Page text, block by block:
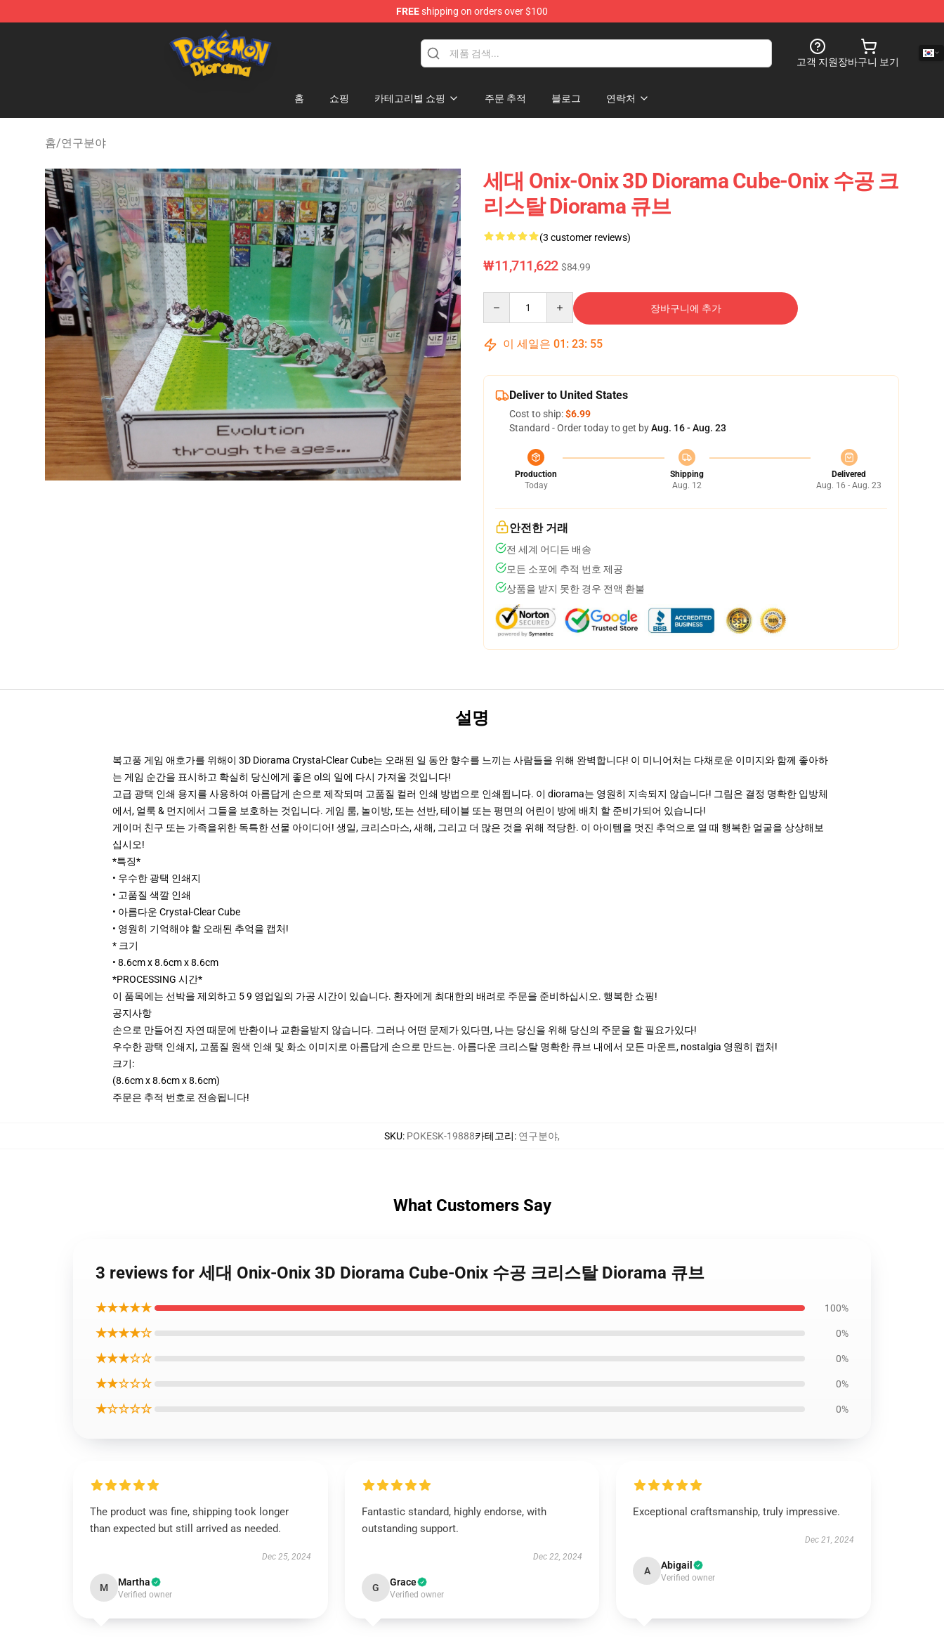
FREEshipping on orders over $100
Pokemon Diorama Shop - The Best Store of Pokemon Diorama
고객 지원장바구니 보기
홈 쇼핑 카테고리별 쇼핑 주문 추적 블로그 연락처
홈/연구분야
세대 Onix-Onix 3D Diorama Cube-Onix 수공 크
리스탈 Diorama 큐브
(3 customer reviews)
₩11,711,622 $84.99
장바구니에 추가
이 세일은 01 : 23: 54
Deliver to United States
Cost to ship:$6.99
Standard - Order today to get byAug. 16 - Aug. 23
Production
Today
Shipping
Aug. 12
Delivered
Aug. 16 - Aug. 23
안전한 거래
전 세계 어디든 배송
모든 소포에 추적 번호 제공
상품을 받지 못한 경우 전액 환불
설명
복고풍 게임 애호가를 위해이 3D Diorama Crystal-Clear Cube는 오래된 일 동안 향수를 느끼는 사람들을 위해 완벽합니다! 이 미니어처는 다채로운 이미지와 함께 좋아하
는 게임 순간을 표시하고 확실히 당신에게 좋은 ol의 일에 다시 가져올 것입니다!
고급 광택 인쇄 용지를 사용하여 아름답게 손으로 제작되며 고품질 컬러 인쇄 방법으로 인쇄됩니다. 이 diorama는 영원히 지속되지 않습니다! 그림은 결정 명확한 입방체
에서, 얼룩 & 먼지에서 그들을 보호하는 것입니다. 게임 룸, 놀이방, 또는 선반, 테이블 또는 평면의 어린이 방에 배치 할 준비가되어 있습니다!
게이머 친구 또는 가족을위한 독특한 선물 아이디어! 생일, 크리스마스, 새해, 그리고 더 많은 것을 위해 적당한. 이 아이템을 멋진 추억으로 열 때 행복한 얼굴을 상상해보
십시오!
*특징*
• 우수한 광택 인쇄지
• 고품질 색깔 인쇄
• 아름다운 Crystal-Clear Cube
• 영원히 기억해야 할 오래된 추억을 캡처!
* 크기
• 8.6cm x 8.6cm x 8.6cm
*PROCESSING 시간*
이 품목에는 선박을 제외하고 5 9 영업일의 가공 시간이 있습니다. 환자에게 최대한의 배려로 주문을 준비하십시오. 행복한 쇼핑!
공지사항
손으로 만들어진 자연 때문에 반환이나 교환을받지 않습니다. 그러나 어떤 문제가 있다면, 나는 당신을 위해 당신의 주문을 할 필요가있다!
우수한 광택 인쇄지, 고품질 원색 인쇄 및 화소 이미지로 아름답게 손으로 만드는. 아름다운 크리스탈 명확한 큐브 내에서 모든 마운트, nostalgia 영원히 캡처!
크기:
(8.6cm x 8.6cm x 8.6cm)
주문은 추적 번호로 전송됩니다!
SKU: POKESK-19888카테고리: 연구분야,
What Customers Say
3 reviews for 세대 Onix-Onix 3D Diorama Cube-Onix 수공 크리스탈 Diorama 큐브
★★★★★ 100%
★★★★☆ 0%
★★★☆☆ 0%
★★☆☆☆ 0%
★☆☆☆☆ 0%
The product was fine, shipping took longer
than expected but still arrived as needed.
Dec 25, 2024
M Martha
Verified owner
Fantastic standard, highly endorse, with
outstanding support.
Dec 22, 2024
G Grace
Verified owner
Exceptional craftsmanship, truly impressive.
Dec 21, 2024
A Abigail
Verified owner